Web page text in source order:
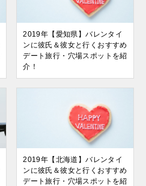
2019年【愛知県】バレンタイ
ンに彼氏＆彼女と行くおすすめ
デート旅行・穴場スポットを紹
介！
2019年【北海道】バレンタイ
ンに彼氏＆彼女と行くおすすめ
デート旅行・穴場スポットを紹